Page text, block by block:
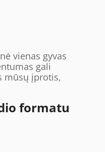
vienas gyvas
gali
mūsų įprotis,
formatu